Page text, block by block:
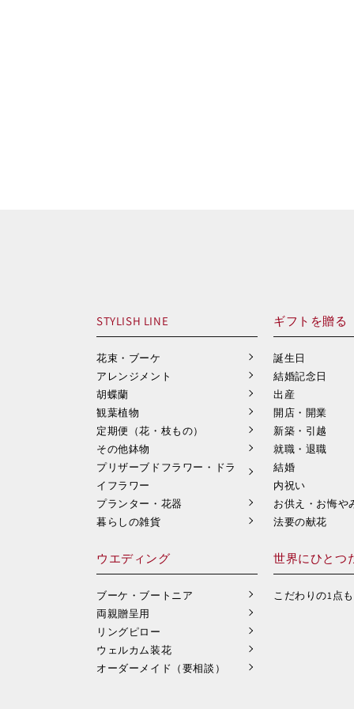
STYLISH LINE
花束・ブーケ
アレンジメント
胡蝶蘭
観葉植物
定期便（花・枝もの）
その他鉢物
プリザーブドフラワー・ドラ
イフラワー
プランター・花器
暮らしの雑貨
ギフトを贈る
誕生日
結婚記念日
出産
開店・開業
新築・引越
就職・退職
結婚
内祝い
お供え・お悔や
法要の献花
ウエディング
ブーケ・ブートニア
両親贈呈用
リングピロー
ウェルカム装花
オーダーメイド（要相談）
世界にひとつ
こだわりの1点